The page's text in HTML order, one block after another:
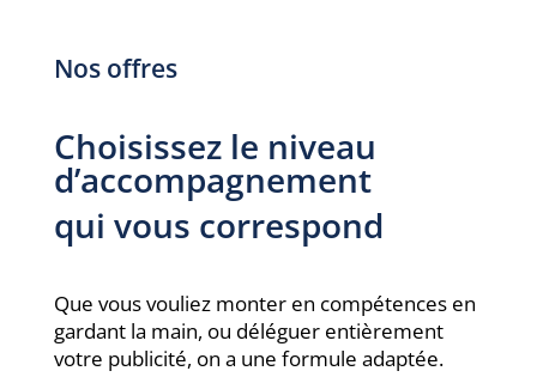
Nos offres
Choisissez le niveau
d’accompagnement
qui vous correspond
Que vous vouliez monter en compétences en
gardant la main, ou déléguer entièrement
votre publicité, on a une formule adaptée.